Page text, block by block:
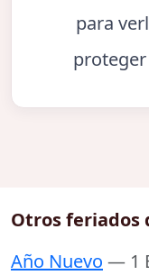
para
Otros feriados
Año Nuevo — 1